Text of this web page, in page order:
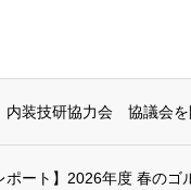
内装技研協力会 協議会
ポート】2026年度 春の